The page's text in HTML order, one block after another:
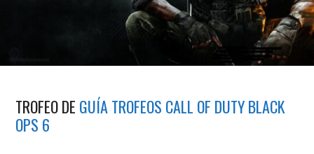
TROFEO DE GUÍA TROFEOS CALL OF DUTY BLACK
OPS 6